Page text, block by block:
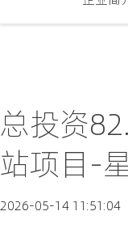
总投资
站项目-
2026-05-14 11:51:04